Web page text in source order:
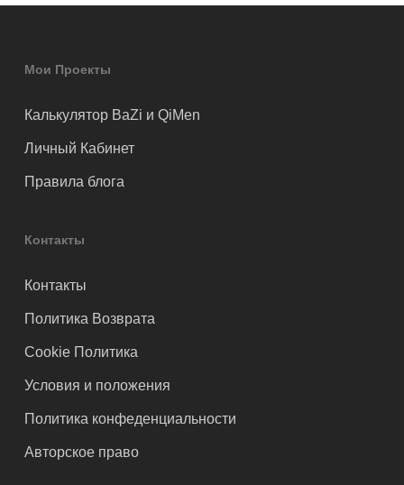
Мои Проекты
Калькулятор BaZi и QiMen
Личный Кабинет
Правила блога
Контакты
Контакты
Политика Возврата
Cookie Политика
Условия и положения
Политика конфеденциальности
Авторское право